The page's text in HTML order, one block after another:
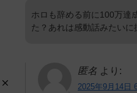
ホロも辞める前に100万達
た？あれは感動話みたい
匿名 より:
2025年9月14日